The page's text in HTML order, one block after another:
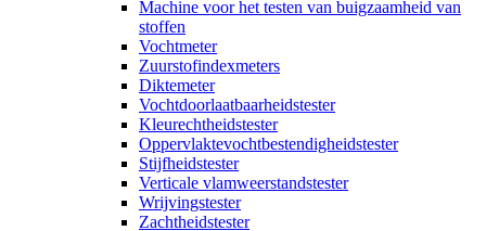
Machine voor het testen van buigzaamheid van
stoffen
Vochtmeter
Zuurstofindexmeters
Diktemeter
Vochtdoorlaatbaarheidstester
Kleurechtheidstester
Oppervlaktevochtbestendigheidstester
Stijfheidstester
Verticale vlamweerstandstester
Wrijvingstester
Zachtheidstester